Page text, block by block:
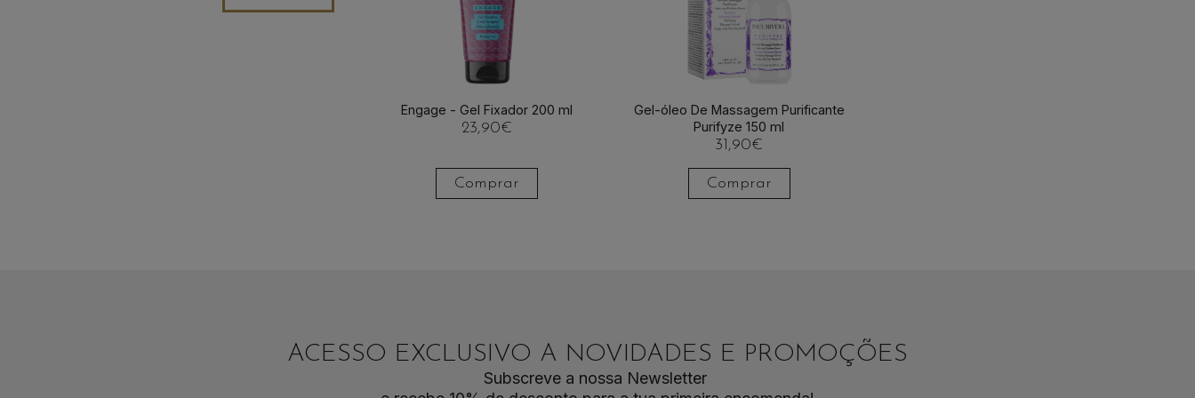
Engage - Gel Fixador 200 ml
23,90€
Comprar
Gel-óleo De Massagem Purificante
Purifyze 150 ml
31,90€
Comprar
ACESSO EXCLUSIVO A NOVIDADES E PROMOÇÕES
Subscreve a nossa Newsletter